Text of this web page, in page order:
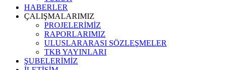
HABERLER
ÇALIŞMALARIMIZ
PROJELERİMİZ
RAPORLARIMIZ
ULUSLARARASI SÖZLEŞMELER
TKB YAYINLARI
ŞUBELERİMİZ